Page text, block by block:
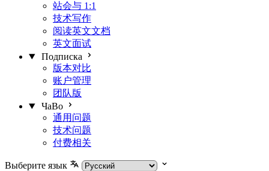
站会与 1:1
技术写作
阅读英文文档
英文面试
Подписка
版本对比
账户管理
团队版
ЧаВо
通用问题
技术问题
付费相关
Выберите язык